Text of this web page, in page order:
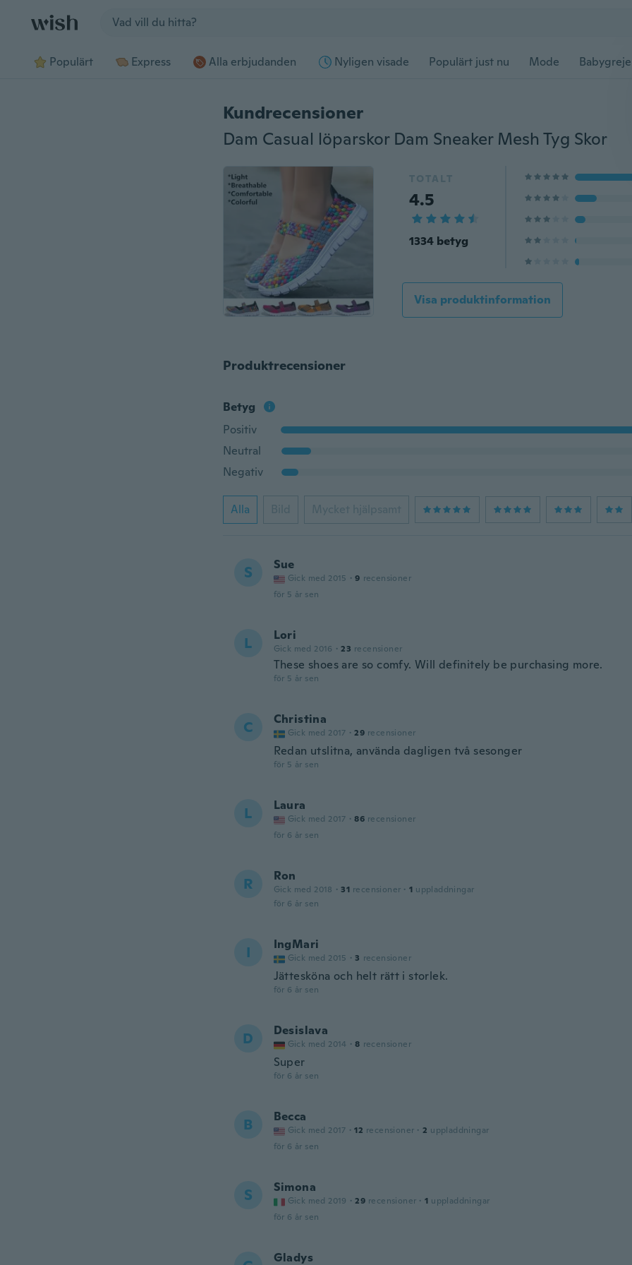
Populärt Express Alla erbjudanden Nyligen visade Populärt just nu Mode
Kundrecensioner
Dam Casual löparskor Dam Sneaker Mesh Tyg Skor
TOTALT
4.5
1334 betyg
Visa produktinformation
Produktrecensioner
Betyg
Positiv
Neutral
Negativ
Alla Bild Mycket hjälpsamt
S Sue
Gick med 2015 · 9 recensioner
för 5 år sen
L Lori
Gick med 2016 · 23 recensioner
These shoes are so comfy. Will definitely be purchasing more.
för 5 år sen
C Christina
Gick med 2017 · 29 recensioner
Redan utslitna, använda dagligen två sesonger
för 5 år sen
L Laura
Gick med 2017 · 86 recensioner
för 6 år sen
R Ron
Gick med 2018 · 31 recensioner · 1 uppladdningar
för 6 år sen
I IngMari
Gick med 2015 · 3 recensioner
Jättesköna och helt rätt i storlek.
för 6 år sen
D Desislava
Gick med 2014 · 8 recensioner
Super
för 6 år sen
B Becca
Gick med 2017 · 12 recensioner · 2 uppladdningar
för 6 år sen
S Simona
Gick med 2019 · 29 recensioner · 1 uppladdningar
för 6 år sen
Gladys